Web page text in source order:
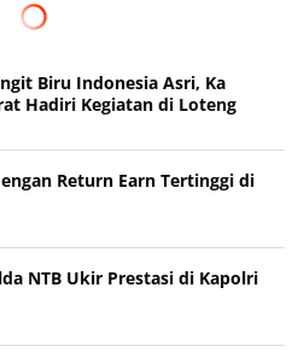
Biru Indonesia Asri, Ka
Hadiri Kegiatan di Loteng
Return Earn Tertinggi di
NTB Ukir Prestasi di Kapolri